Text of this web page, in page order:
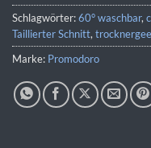
Schlagwörter:60° waschbar,
Taillierter Schnitt,
Marke: Promodoro